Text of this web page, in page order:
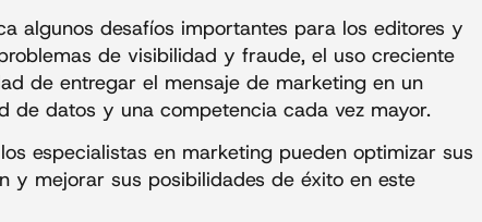
algunos desafíos importantes para los editores y
de visibilidad y fraude, el uso creciente
de entregar el mensaje de marketing en un
de datos y una competencia cada vez mayor.
especialistas en marketing pueden optimizar sus
y mejorar sus posibilidades de éxito en este